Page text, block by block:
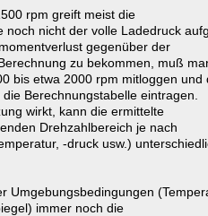
rpm greift meist die
noch nicht der volle Ladedruck
gegenüber der
zu bekommen, muß
bis etwa 2000 rpm mitloggen und
Berechnungstabelle eintragen.
wirkt, kann die ermittelte
Drehzahlbereich je nach
-druck usw.)
Umgebungsbedingungen
immer noch die